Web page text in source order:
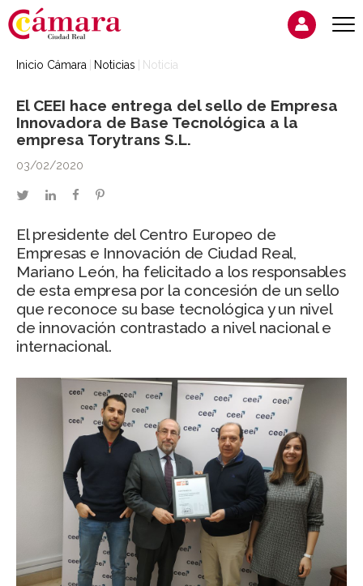
Inicio Cámara Noticias Noticia
El CEEI hace entrega del sello de Empresa
Innovadora de Base Tecnológica a la
empresa Torytrans S.L.
03/02/2020
twitterlinkedinfacebookpinterest
El presidente del Centro Europeo de
Empresas e Innovación de Ciudad Real,
Mariano León, ha felicitado a los responsables
de esta empresa por la concesión de un sello
que reconoce su base tecnológica y un nivel
de innovación contrastado a nivel nacional e
internacional.